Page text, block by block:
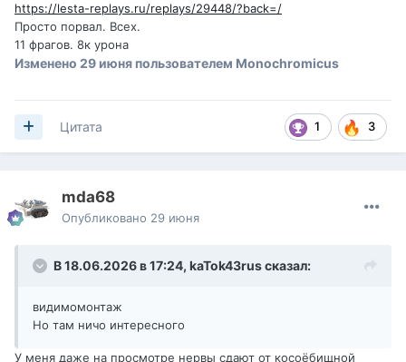
https://lesta-replays.ru/replays/29448/?back=/
Просто порвал. Всех.
11 фрагов. 8к урона
Изменено 29 июня пользователем Monochromicus
1 3
Цитата
mda68
Опубликовано 29 июня
В 18.06.2026 в 17:24, kaTok43rusсказал:
видимомонтаж
Но там ничо интересного
У меня даже на просмотре нервы сдают от косоёбищной